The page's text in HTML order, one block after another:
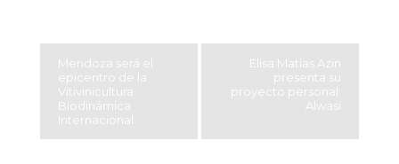
Mendoza será el
epicentro de la
Vitivinicultura
Biodinámica
Internacional
Elisa Matías Azin
presenta su
proyecto personal:
Alwasi